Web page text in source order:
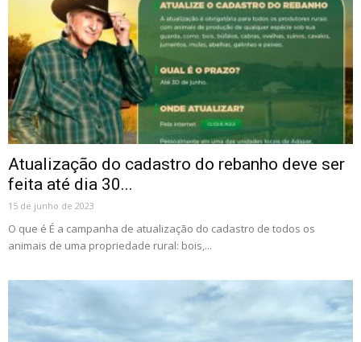
Atualização do cadastro do rebanho deve ser
feita até dia 30...
15 de junho de 2023
O que é É a campanha de atualização do cadastro de todos os
animais de uma propriedade rural: bois,...